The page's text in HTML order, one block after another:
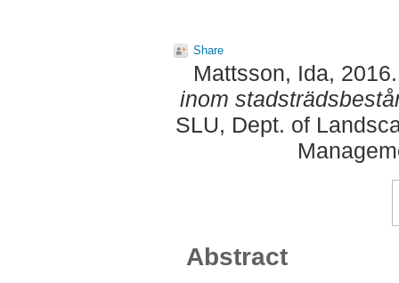
Share
Mattsson, Ida,
inom
SLU, Dept. of
Abstract